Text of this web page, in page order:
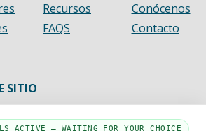
Recursos
FAQS
Conócenos
Contacto
SITIO
ACTIVE — WAITING FOR YOUR CHOICE